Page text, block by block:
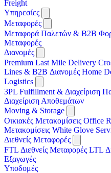
Freight
Υπηρεσίες
Μεταφορές
Μεταφορά Παλετών & B2B
Μεταφορές
Διανομές
Premium Last Mile Delivery
Lines & B2B Διανομές Home
Logistics
3PL Fulfillment & Διαχείριση
Διαχείριση Αποθεμάτων
Moving & Storage
Οικιακές Μετακομίσεις Office
Μετακομίσεις White Glove
Διεθνείς Μεταφορές
FTL Διεθνείς Μεταφορές LTL
Εξαγωγές
Υποδομές